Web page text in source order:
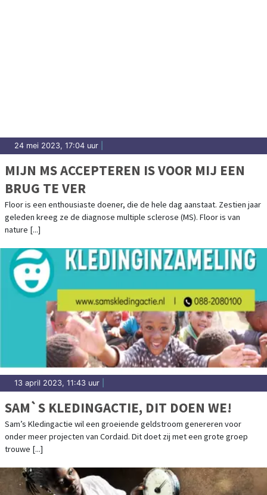
24 mei 2023, 17:04 uur
MIJN MS ACCEPTEREN IS VOOR MIJ EEN
BRUG TE VER
Floor is een enthousiaste doener, die de hele dag aanstaat. Zestien jaar
geleden kreeg ze de diagnose multiple sclerose (MS). Floor is van
nature [...]
13 april 2023, 11:43 uur
SAM`S KLEDINGACTIE, DIT DOEN WE!
Sam’s Kledingactie wil een groeiende geldstroom genereren voor
onder meer projecten van Cordaid. Dit doet zij met een grote groep
trouwe [...]